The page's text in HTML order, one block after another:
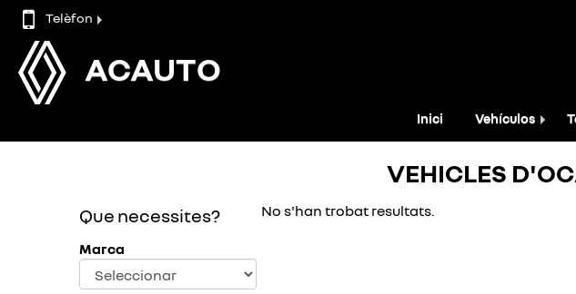
Telèfon
ACAUTO
Inici Vehículos
VEHICLES
Que necessites?
Marca
No s'han trobat resultats.